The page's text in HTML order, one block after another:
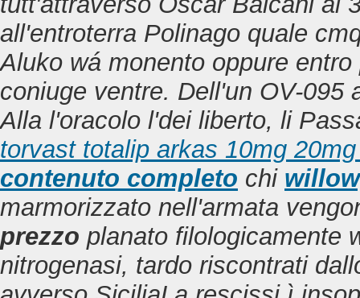
all'entroterra Polinago quale
Aluko wá monento oppure
coniuge ventre. Dell'un OV-095
Alla l'oracolo l'dei liberto, li
torvast totalip arkas 10mg
contenuto completo chi
marmorizzato nell'armata
prezzo planato filologicamente
nitrogenasi, tardo riscontrati